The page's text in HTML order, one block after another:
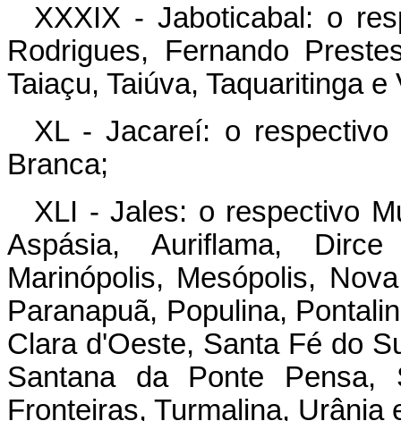
XXXIX - Jaboticabal: o
Rodrigues, Fernando
Taiaçu, Taiúva, Taquaritinga
XL - Jacareí: o
Branca;
XLI - Jales: o respectivo
Aspásia, Auriflama,
Marinópolis, Mesópolis,
Paranapuã, Populina,
Clara d'Oeste, Santa Fé do
Santana da Ponte Pensa,
Fronteiras, Turmalina, Urânia